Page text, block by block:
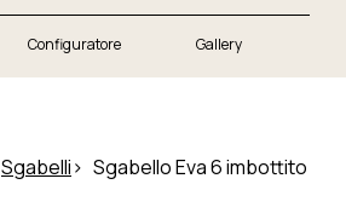
Configuratore Gallery
Sgabelli Sgabello Eva 6 imbottito